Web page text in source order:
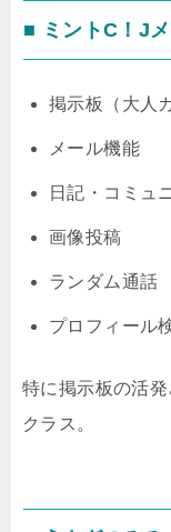
■ ミントC！J
掲示板（大人
メール機能
日記・コミュ
画像投稿
ランダム通話
プロフィール
特に掲示板の活
クラス。